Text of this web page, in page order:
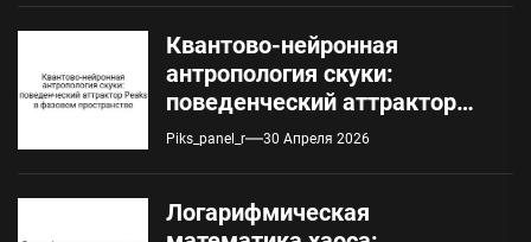
Квантово-нейронная
антропология скуки:
поведенческий аттрактор
Peaks в фазовом
Piks_panel_r 30 Апреля 2026
Логарифмическая